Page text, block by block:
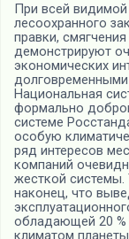
При всей видимой
лесоохранного
правки,
демонстрируют
экономических
Национальная
формально
системе
особую
ряд интересов
компаний
жесткой системы.
наконец, что
обладающей 20 %
климатом